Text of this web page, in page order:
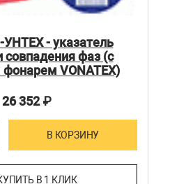
- указатель
совпадения фаз (с
VONATEX)
26 352₽
В КОРЗИНУ
В 1 КЛИК